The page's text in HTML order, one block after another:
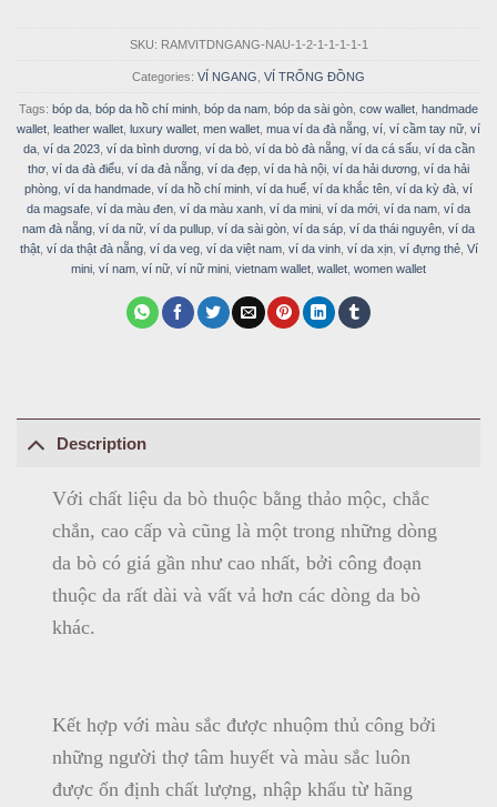
SKU: RAMVITDNGANG-NAU-1-2-1-1-1-1-1
Categories: VÍ NGANG VÍ TRỐNG ĐỒNG
Tags: bóp da bóp da hồ chí minh bóp da nam bóp da sài gòn cow wallet handmade
wallet leather wallet luxury wallet men wallet mua ví da đà nẵng ví ví cầm tay nữ ví
da, ví da 2023, ví da bình dương, ví da bò, ví da bò đà nẵng, ví da cá sấu, ví da cần
thơ ví da đà điểu ví da đà nẵng ví da đẹp ví da hà nội ví da hải dương ví da hải
phòng ví da handmade ví da hồ chí minh ví da huế ví da khắc tên ví da kỳ đà ví
da magsafe ví da màu đen ví da màu xanh ví da mini ví da mới ví da nam ví da
nam đà nẵng ví da nữ ví da pullup ví da sài gòn ví da sáp ví da thái nguyên ví da
thật, ví da thật đà nẵng, ví da veg, ví da việt nam, ví da vinh, ví da xịn, ví đựng thẻ, Ví
mini ví nam ví nữ ví nữ mini vietnam wallet wallet women wallet
Description
Với chất liệu da bò thuộc bằng thảo mộc, chắc
chắn, cao cấp và cũng là một trong những dòng
da bò có giá gần như cao nhất, bởi công đoạn
thuộc da rất dài và vất vả hơn các dòng da bò
khác.
Kết hợp với màu sắc được nhuộm thủ công bởi
những người thợ tâm huyết và màu sắc luôn
được ổn định chất lượng, nhập khẩu từ hãng